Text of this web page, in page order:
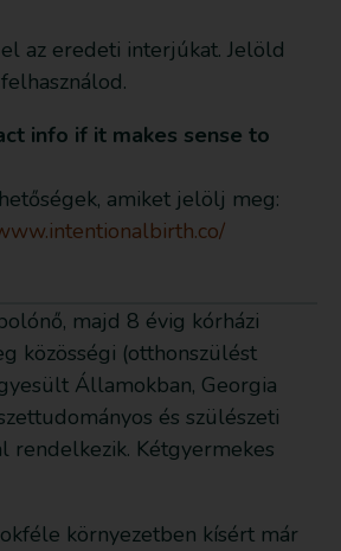
az eredeti interjúkat. Jelöld
info if it makes sense to
amiket jelölj meg:
majd 8 évig kórházi
közösségi (otthonszülést
Államokban, Georgia
és szülészeti
rendelkezik. Kétgyermekes
környezetben kísért már